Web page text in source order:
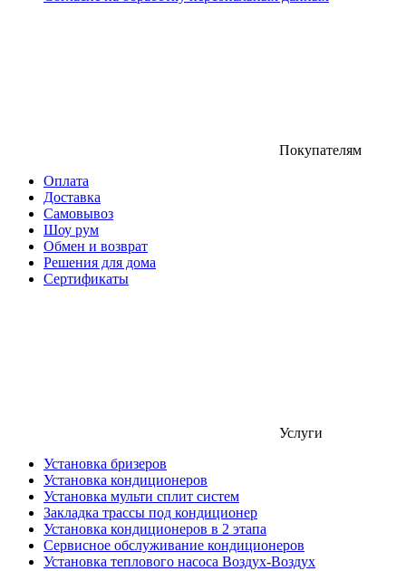
Покупателям
Оплата
Доставка
Самовывоз
Шоу рум
Обмен и возврат
Решения для дома
Сертификаты
Услуги
Установка бризеров
Установка кондиционеров
Установка мульти сплит систем
Закладка трассы под кондиционер
Установка кондиционеров в 2 этапа
Сервисное обслуживание кондиционеров
Установка теплового насоса Воздух-Воздух